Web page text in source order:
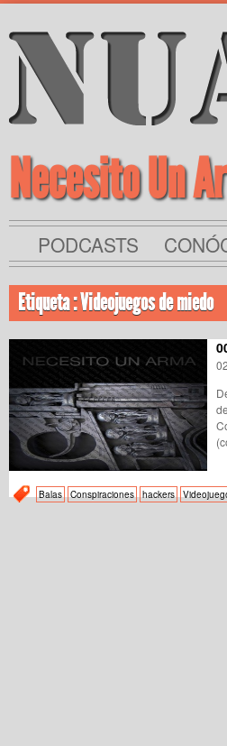
Necesito Un
PODCASTS
Etiqueta : Videojuegos de miedo
Balas Conspiraciones hackers